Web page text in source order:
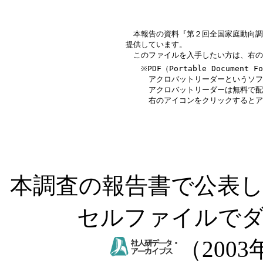
本報告の資料『第２回全国家庭動向調
提供しています。
※PDF（Portable Document
アクロバットリーダーというソフ
アクロバットリーダーは無料で配
本調査の報告書で公表
セルファイルで
（